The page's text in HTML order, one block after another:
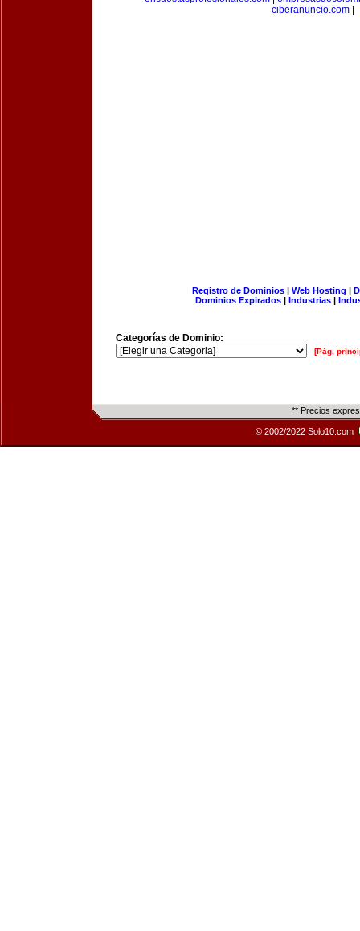
ciberanuncio.com|
Registro de Dominios| Web Hosting |
Dominios Expirados | Industrias |
Categorías de Dominio:
[Pág.
** Precios
© 2002/2022 Solo10.com